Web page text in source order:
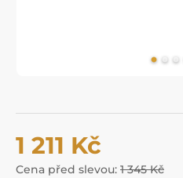
1 211 Kč
Cena před slevou: 1 345 Kč